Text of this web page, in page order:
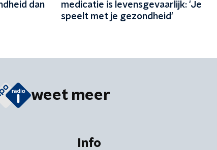
dan
medicatie is levensgevaarlijk: 'Je
speelt met je gezondheid'
weet meer
Info